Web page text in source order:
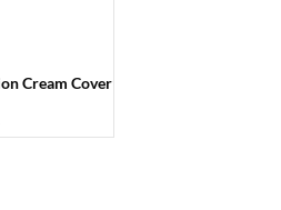
Cream Cover